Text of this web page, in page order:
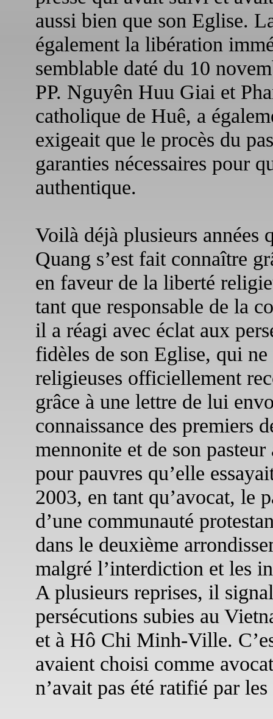
aussi bien que son Eglise.
également la libération
semblable daté du 10
PP. Nguyên Huu Giai et
catholique de Huê, a
exigeait que le procès du
garanties nécessaires pour
authentique.
Voilà déjà plusieurs années
Quang s’est fait connaître
en faveur de la liberté
tant que responsable de la
il a réagi avec éclat aux
fidèles de son Eglise, qui
religieuses officiellement
grâce à une lettre de lui
connaissance des premiers
mennonite et de son
pour pauvres qu’elle
2003, en tant qu’avocat, le
d’une communauté
dans le deuxième
malgré l’interdiction et les
A plusieurs reprises, il
persécutions subies au
et à Hô Chi Minh-Ville.
avaient choisi comme
n’avait pas été ratifié par